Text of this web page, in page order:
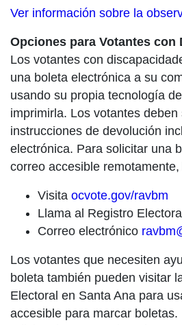
Ver información sobre la
Opciones para Votantes con
Los votantes con
una boleta electrónica a su
usando su propia tecnología
imprimirla. Los votantes deben
instrucciones de devolución
electrónica. Para solicitar una
correo accesible
Visita ocvote.gov/ravbm
Llama al Registro
Correo electrónico
Los votantes que necesiten
boleta también pueden visitar
Electoral en Santa Ana para
accesible para marcar boletas.